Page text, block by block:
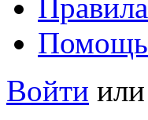
Правила
Помощь
Войти или